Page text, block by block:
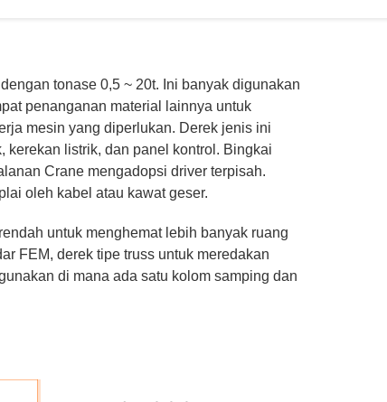
tonase 0,5 ~ 20t. Ini banyak digunakan
penanganan material lainnya untuk
mesin yang diperlukan. Derek jenis ini
kerekan listrik, dan panel kontrol. Bingkai
Crane mengadopsi driver terpisah.
oleh kabel atau kawat geser.
untuk menghemat lebih banyak ruang
FEM, derek tipe truss untuk meredakan
di mana ada satu kolom samping dan